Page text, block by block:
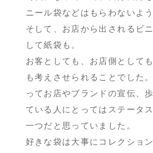
ニール袋などはもらわないよ
そして、お店から出されるビ
して紙袋も。
お客としても、お店側として
も考えさせられることでした
ってお店やブランドの宣伝、
ている人にとってはステータ
一つだと思っていました。
好きな袋は大事にコレクショ